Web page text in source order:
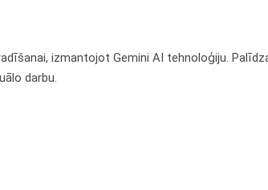
izmantojot Gemini AI tehnoloģiju.
darbu.